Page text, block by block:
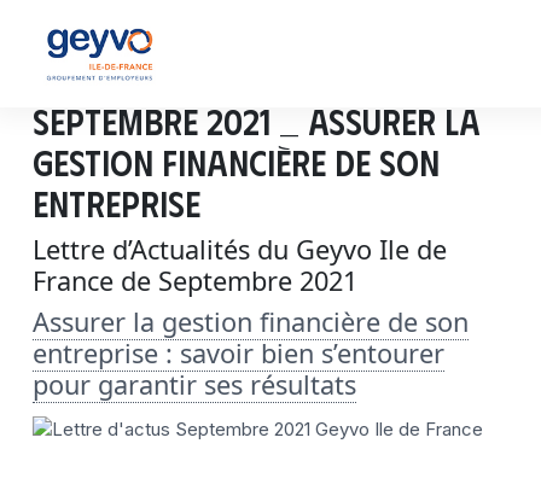
Septembre 2021 _ Assurer la
gestion financière de son
entreprise
Lettre d’Actualités du Geyvo Ile de
France de Septembre 2021
Assurer la gestion financière de son
entreprise : savoir bien s’entourer
pour garantir ses résultats